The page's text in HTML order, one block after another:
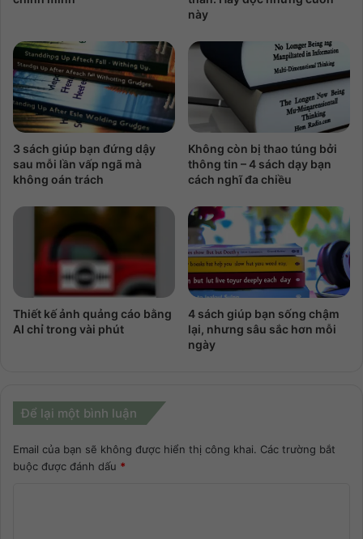
này
3 sách giúp bạn đứng dậy
sau mỗi lần vấp ngã mà
không oán trách
Không còn bị thao túng bởi
thông tin – 4 sách dạy bạn
cách nghĩ đa chiều
Thiết kế ảnh quảng cáo bằng
AI chỉ trong vài phút
4 sách giúp bạn sống chậm
lại, nhưng sâu sắc hơn mỗi
ngày
Để lại một bình luận
Email của bạn sẽ không được hiển thị công khai. Các trường bắt
buộc được đánh dấu *